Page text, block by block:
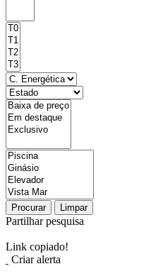
Procurar Limpar
Partilhar pesquisa
Link copiado!
Criar alerta